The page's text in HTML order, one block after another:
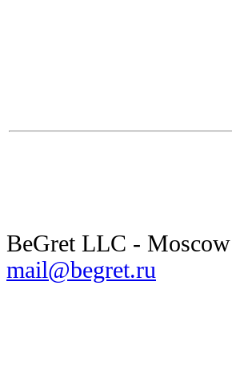
BeGret LLC -
mail@begret.ru